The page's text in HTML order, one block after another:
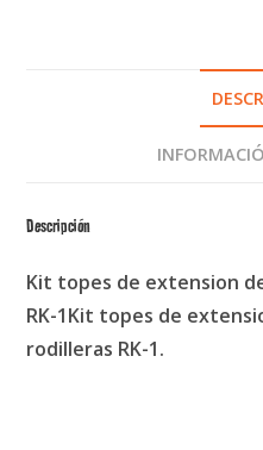
Descripción
Kit topes de extension
RK-1Kit topes de
rodilleras RK-1.